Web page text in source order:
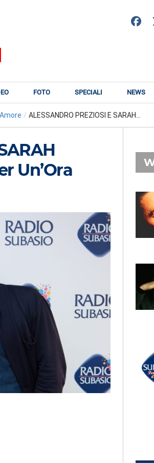
FOTO SPECIALI NEWS
/ ALESSANDRO PREZIOSI E SARAH...
Un’Ora
LUCIO DALLA,
FRANCESCO DE
GREGORI
Cosa Sarà
RADIO SUBASIO +
JACK HARLOW
Hello Miss Johnson
RADIO SUBASIO DISCO CLUB
ALEXIA, DOUBLE YOU
Me And You